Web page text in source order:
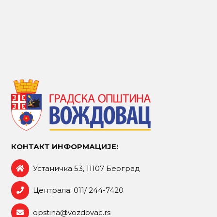
КОНТАКТ ИНФОРМАЦИЈЕ:
Устаничка 53, 11107 Београд
Централа: 011/ 244-7420
opstina@vozdovac.rs